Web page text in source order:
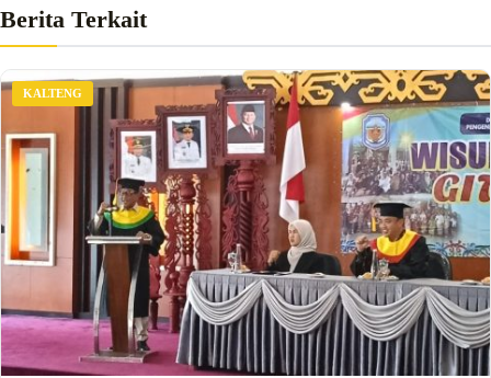
Berita Terkait
KALTENG